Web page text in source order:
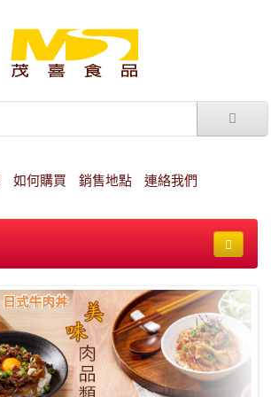
如何購買 銷售地點 連絡我們